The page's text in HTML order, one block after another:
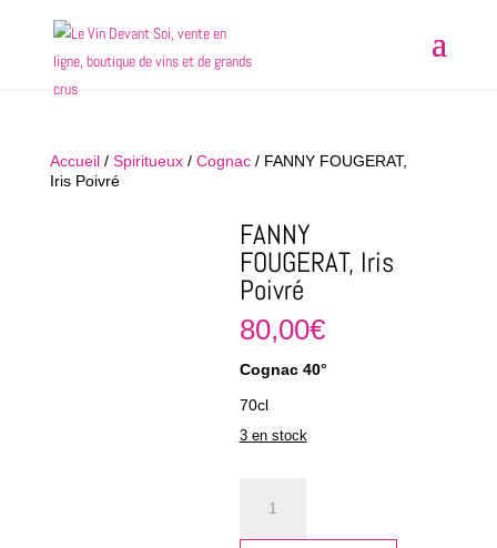
Accueil/ Spiritueux/ Cognac/ FANNY FOUGERAT,
Iris Poivré
FANNY
FOUGERAT, Iris
Poivré
80,00€
Cognac 40°
70cl
3 en stock